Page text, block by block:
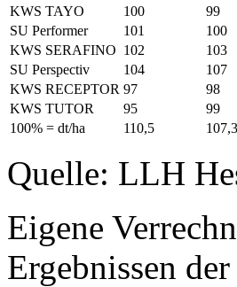
KWS TAYO
100 99
SU Performer
101 100
KWS SERAFINO 102 103
SU Perspectiv
104 107
KWS RECEPTOR 97 98
KWS TUTOR
95 99
100% = dt/ha
110,5 107,3
Quelle: LLH
Eigene
Ergebnissen